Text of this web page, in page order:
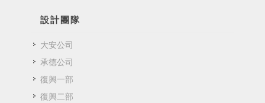
設計團隊
大安公司
承德公司
復興一部
復興二部